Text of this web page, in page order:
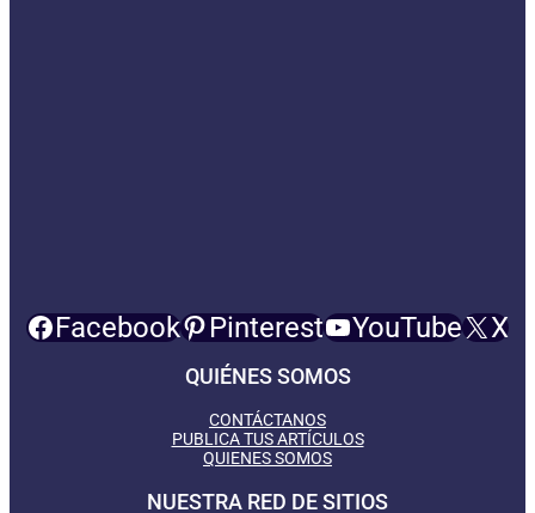
Facebook Pinterest YouTube X
QUIÉNES SOMOS
CONTÁCTANOS
PUBLICA TUS ARTÍCULOS
QUIENES SOMOS
NUESTRA RED DE SITIOS